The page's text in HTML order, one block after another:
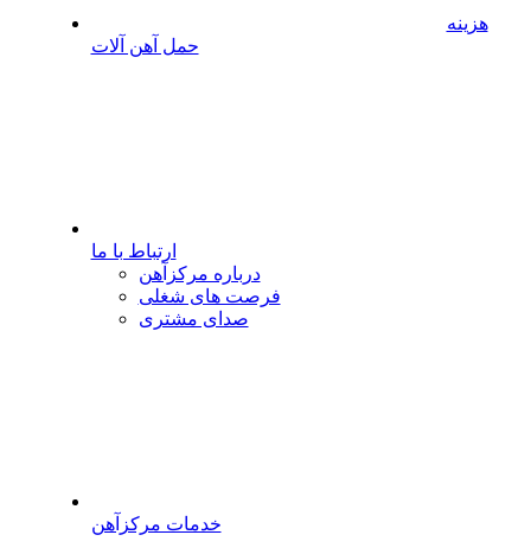
هزینه
حمل آهن آلات
ارتباط با ما
درباره مرکزآهن
فرصت های شغلی
صدای مشتری
خدمات مرکزآهن